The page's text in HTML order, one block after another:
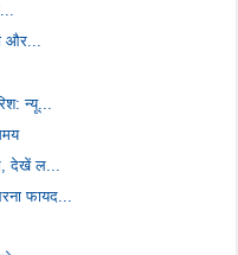
और...
न्यू...
देखें ल...
फायद...